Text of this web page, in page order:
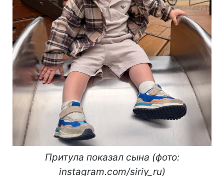
Притула показал сына (фото:
instagram.com/siriy_ru)